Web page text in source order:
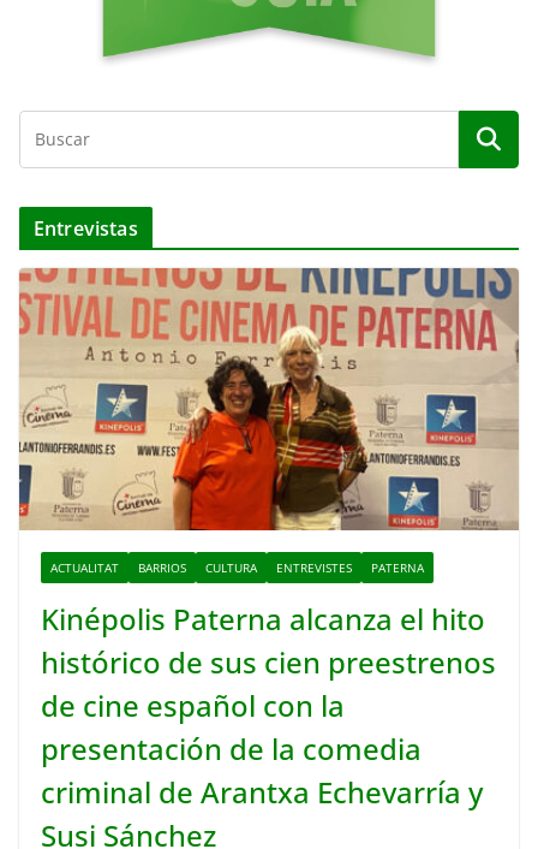
Entrevistas
ACTUALITAT BARRIOS CULTURA ENTREVISTES PATERNA
Kinépolis Paterna alcanza el hito
histórico de sus cien preestrenos
de cine español con la
presentación de la comedia
criminal de Arantxa Echevarría y
Susi Sánchez